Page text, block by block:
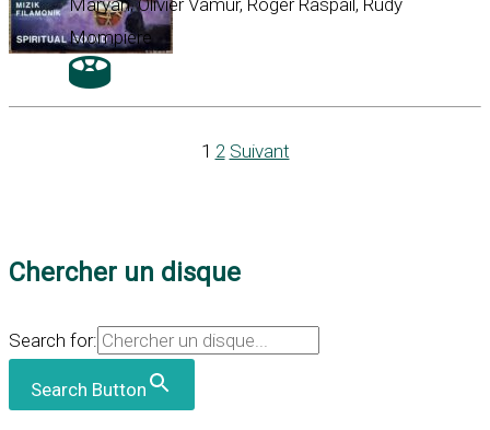
Maryan, Olivier Vamur, Roger Raspail, Rudy
Mompière
1 2 Suivant
Chercher un disque
Search for:
Search Button